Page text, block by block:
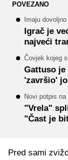
POVEZANO
Imaju
Igrač je
najveći
Čovjek kojeg
Gattuso
'završio'
Novi potpis na
"Vrela"
"Čast je
Pred sami